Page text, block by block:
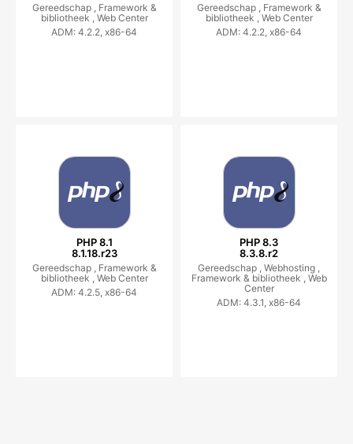
Gereedschap , Framework &
bibliotheek , Web Center
ADM: 4.2.2, x86-64
Gereedschap , Framework &
bibliotheek , Web Center
ADM: 4.2.2, x86-64
PHP 8.1
8.1.18.r23
Gereedschap , Framework &
bibliotheek , Web Center
ADM: 4.2.5, x86-64
PHP 8.3
8.3.8.r2
Gereedschap , Webhosting ,
Framework & bibliotheek , Web
Center
ADM: 4.3.1, x86-64